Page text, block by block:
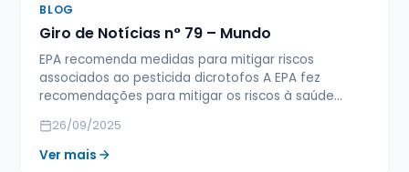
BLOG
Giro de Notícias n° 79 – Mundo
EPA recomenda medidas para mitigar riscos
associados ao pesticida dicrotofos A EPA fez
recomendações para mitigar os riscos à saúde…
26/09/2025
Ver mais